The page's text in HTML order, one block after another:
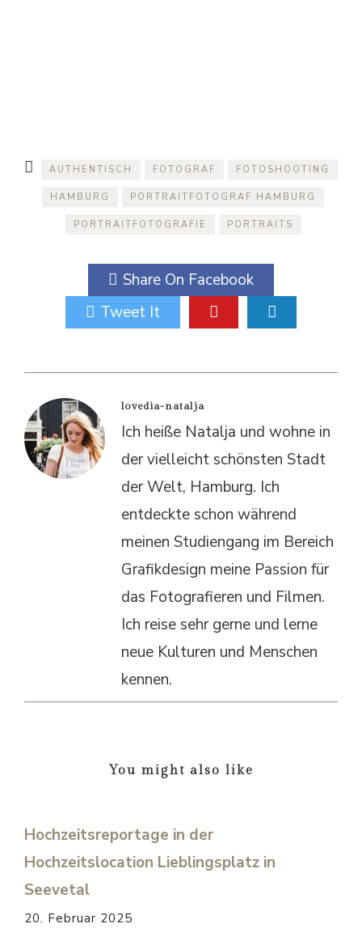
AUTHENTISCH FOTOGRAF FOTOSHOOTING
HAMBURG PORTRAITFOTOGRAF HAMBURG
PORTRAITFOTOGRAFIE PORTRAITS
Share On Facebook
Tweet It
lovedia-natalja
Ich heiße Natalja und wohne in
der vielleicht schönsten Stadt
der Welt, Hamburg. Ich
entdeckte schon während
meinen Studiengang im Bereich
Grafikdesign meine Passion für
das Fotografieren und Filmen.
Ich reise sehr gerne und lerne
neue Kulturen und Menschen
kennen.
You might also like
Hochzeitsreportage in der
Hochzeitslocation Lieblingsplatz in
Seevetal
20. Februar 2025